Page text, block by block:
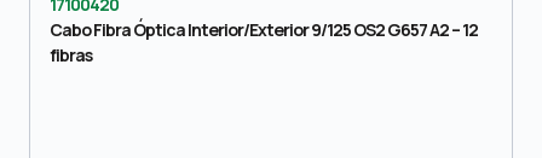
Cabo Fibra Óptica Interior/Exterior 9/125 OS2 G657 A2 – 12
fibras